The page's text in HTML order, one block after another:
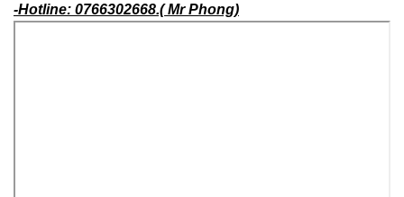
-Hotline: 0766302668.( Mr Phong)